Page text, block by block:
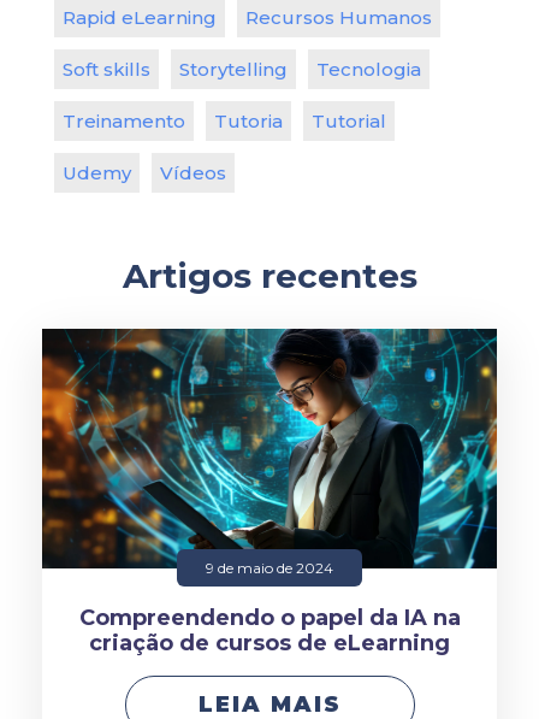
Rapid eLearning Recursos Humanos
Soft skills Storytelling Tecnologia
Treinamento Tutoria Tutorial
Udemy Vídeos
Artigos recentes
9 de maio de 2024
Compreendendo o papel da IA na
criação de cursos de eLearning
LEIA MAIS